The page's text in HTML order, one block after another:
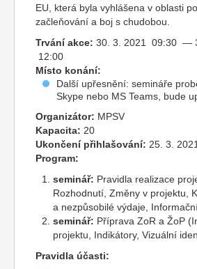
EU, která byla vyhlášena v oblasti
začleňování a boj s chudobou.
Trvání akce: 30. 3. 2021 09:30 —
12:00
Místo konání:
Další upřesnění: semináře
Skype nebo MS Teams, bude
Organizátor: MPSV
Kapacita: 20
Ukončení přihlašování: 25. 3.
Program:
seminář: Pravidla realizace
Rozhodnutí, Změny v projektu,
a nezpůsobilé výdaje,
seminář: Příprava ZoR a ŽoP
projektu, Indikátory, Vizuální
Pravidla účasti: